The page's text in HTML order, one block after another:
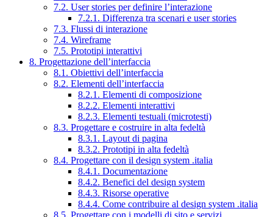
7.2. User stories per definire l’interazione
7.2.1. Differenza tra scenari e user stories
7.3. Flussi di interazione
7.4. Wireframe
7.5. Prototipi interattivi
8. Progettazione dell’interfaccia
8.1. Obiettivi dell’interfaccia
8.2. Elementi dell’interfaccia
8.2.1. Elementi di composizione
8.2.2. Elementi interattivi
8.2.3. Elementi testuali (microtesti)
8.3. Progettare e costruire in alta fedeltà
8.3.1. Layout di pagina
8.3.2. Prototipi in alta fedeltà
8.4. Progettare con il design system .italia
8.4.1. Documentazione
8.4.2. Benefici del design system
8.4.3. Risorse operative
8.4.4. Come contribuire al design system .italia
8.5. Progettare con i modelli di sito e servizi